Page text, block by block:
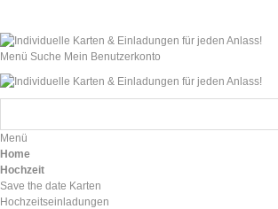
Menü Suche Mein Benutzerkonto
Menü
Home
Hochzeit
Save the date Karten
Hochzeitseinladungen